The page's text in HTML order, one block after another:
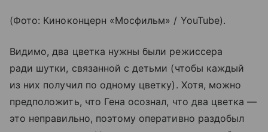
(Фото: Киноконцерн «Мосфильм» / YouTube).
Видимо, два цветка нужны были режиссера
ради шутки, связанной с детьми (чтобы каждый
из них получил по одному цветку). Хотя, можно
предположить, что Гена осознал, что два цветка —
это неправильно, поэтому оперативно раздобыл